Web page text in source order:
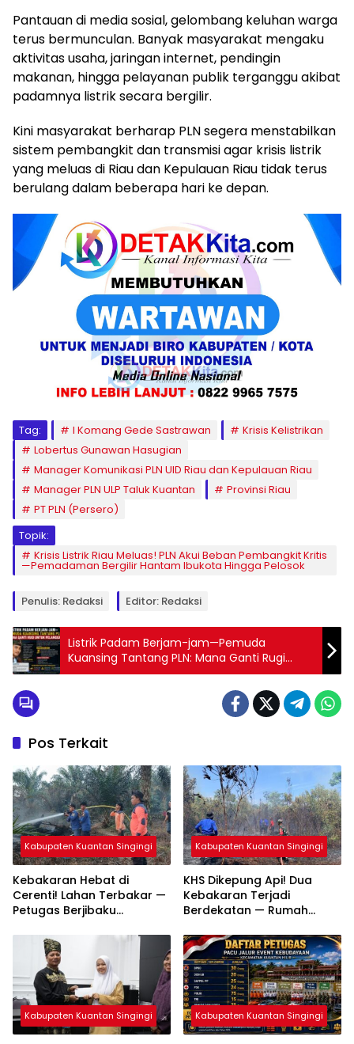
Pantauan di media sosial, gelombang keluhan warga
terus bermunculan. Banyak masyarakat mengaku
aktivitas usaha, jaringan internet, pendingin
makanan, hingga pelayanan publik terganggu akibat
padamnya listrik secara bergilir.
Kini masyarakat berharap PLN segera menstabilkan
sistem pembangkit dan transmisi agar krisis listrik
yang meluas di Riau dan Kepulauan Riau tidak terus
berulang dalam beberapa hari ke depan.
Tag: I Komang Gede Sastrawan
Krisis Kelistrikan
Lobertus Gunawan Hasugian
Manager Komunikasi PLN UID Riau dan Kepulauan Riau
Manager PLN ULP Taluk Kuantan
Provinsi Riau
PT PLN (Persero)
Topik:
Krisis Listrik Riau Meluas! PLN Akui Beban Pembangkit Kritis
—Pemadaman Bergilir Hantam Ibukota Hingga Pelosok
Penulis: Redaksi Editor: Redaksi
Listrik Padam Berjam-jam—Pemuda
Kuansing Tantang PLN: Mana Ganti Rugi
untuk Pelanggan?
Pos Terkait
Kabupaten Kuantan Singingi
Kebakaran Hebat di
Cerenti! Lahan Terbakar —
Petugas Berjibaku
Kabupaten Kuantan Singingi
KHS Dikepung Api! Dua
Kebakaran Terjadi
Berdekatan — Rumah
Terbakar
Kabupaten Kuantan Singingi Kabupaten Kuantan Singingi